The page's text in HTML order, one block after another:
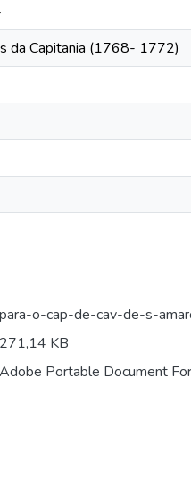
da Capitania (1768- 1772)
para-o-cap-de-cav-de-s-
271,14 KB
Adobe Portable Document